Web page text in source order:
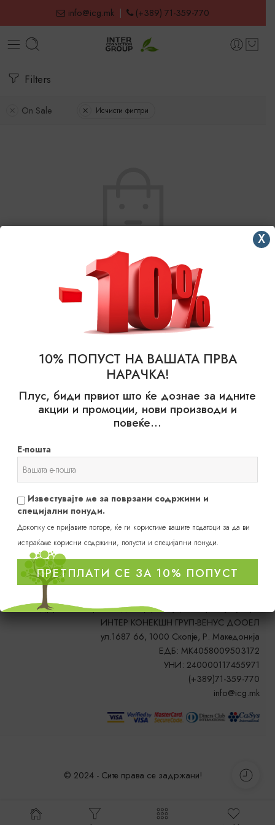
info@icg.mk | (+389) 71-359-770
Filters
On Sale Исчисти филтри
No products were found matching your selection.
probotalife
Друштво за производство, трговија, сообраќај и услуги
ИНТЕР КОНЕКШН ГРУП-ВЕНУС ДООЕЛ
ул.1687 66, 1000 Скопје, Р. Македонија
ЕДБ: MK4058009503172
УНИ: 240000117455971
(+389)71-359-770
info@icg.mk
© 2024 - Сите права се задржани!
10% ПОПУСТ НА ВАШАТА ПРВА
НАРАЧКА!
Плус, биди првиот што ќе дознае за идните
акции и промоции, нови производи и
повеќе…
Е-пошта
Известувајте ме за поврзани содржини и
специјални понуди.
Доколку се пријавите погоре, ќе ги користиме вашите податоци за да ви
испраќаме корисни содржини, попусти и специјални понуди.
ПРЕТПЛАТИ СЕ ЗА 10% ПОПУСТ
X